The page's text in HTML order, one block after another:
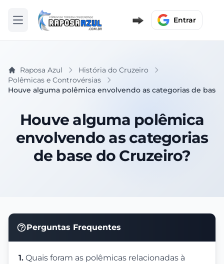
Abrir menu Entrar
Raposa Azul
História do Cruzeiro
Polêmicas e Controvérsias
Houve alguma polêmica envolvendo as categorias de base
Houve alguma polêmica
envolvendo as categorias
de base do Cruzeiro?
Perguntas Frequentes
1. Quais foram as polêmicas relacionadas à